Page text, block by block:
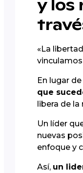
y los
«La
vinculamos
En lugar
que
libera de la
Un líder
nuevas
enfoque y
Así, un